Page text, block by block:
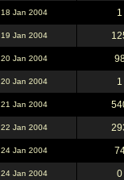
18 Jan 2004 1
19 Jan 2004
20 Jan 2004
20 Jan 2004 1
21 Jan 2004
22 Jan 2004
24 Jan 2004
24 Jan 2004 0